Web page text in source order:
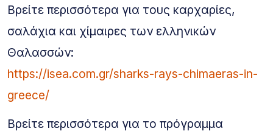
Βρείτε περισσότερα για τους καρχαρίες,
σαλάχια και χίμαιρες των ελληνικών
Θαλασσών:
https://isea.com.gr/sharks-rays-chimaeras-in-
greece/
Βρείτε περισσότερα για το πρόγραμμα